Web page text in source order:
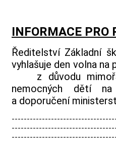
INFORMACE PRO
Ředitelství Základní
vyhlašuje den volna
z důvodu
nemocných dětí na
a doporučení